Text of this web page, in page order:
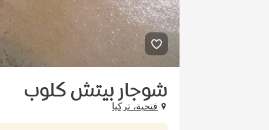
شوجار بيتش كلوب
فتحية، تركيا